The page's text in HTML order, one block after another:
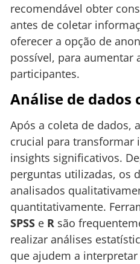
recomendável obter
antes de coletar
oferecer a opção de
possível, para aumentar
participantes.
Análise de dados
Após a coleta de dados,
crucial para transformar
insights significativos.
perguntas utilizadas, os
analisados
quantitativamente.
SPSS e R são
realizar análises
que ajudem a